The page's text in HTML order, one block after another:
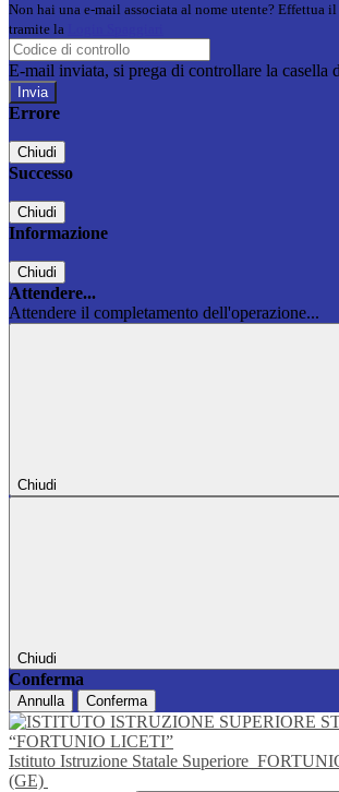
Non hai una e-mail associata al nome utente? Effettua il
tramite la
E-mail inviata, si prega di controllare la casella
Errore
Chiudi
Successo
Chiudi
Informazione
Chiudi
Attendere...
Attendere il completamento dell'operazione...
Chiudi
Chiudi
Conferma
Annulla Conferma
Istituto Istruzione Statale Superiore
(GE)